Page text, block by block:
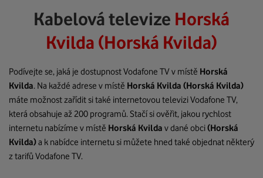
Kabelová televize Horská
Kvilda (Horská Kvilda)
Podívejte se, jaká je dostupnost Vodafone TV v místě Horská
Kvilda. Na každé adrese v místě Horská Kvilda (Horská Kvilda)
máte možnost zařídit si také internetovou televizi Vodafone TV,
která obsahuje až 200 programů. Stačí si ověřit, jakou rychlost
internetu nabízíme v místě Horská Kvilda v dané obci(Horská
Kvilda)a k nabídce internetu si můžete hned také objednat některý
z tarifů Vodafone TV.